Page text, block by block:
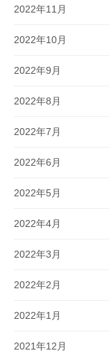
2022年11月
2022年10月
2022年9月
2022年8月
2022年7月
2022年6月
2022年5月
2022年4月
2022年3月
2022年2月
2022年1月
2021年12月